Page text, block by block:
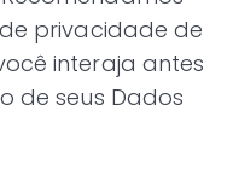
privacidade de
interaja antes
de seus Dados